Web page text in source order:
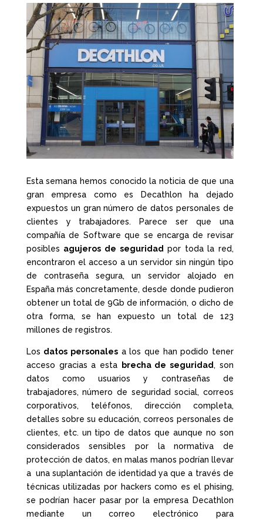
Esta semana hemos conocido la noticia de que una
gran empresa como es Decathlon ha dejado
expuestos un gran número de datos personales de
clientes y trabajadores. Parece ser que una
compañía de Software que se encarga de revisar
posibles agujeros de seguridad por toda la red,
encontraron el acceso a un servidor sin ningún tipo
de contraseña segura, un servidor alojado en
España más concretamente, desde donde pudieron
obtener un total de 9Gb de información, o dicho de
otra forma, se han expuesto un total de 123
millones de registros.
Los datos personales a los que han podido tener
acceso gracias a esta brecha de seguridad, son
datos como usuarios y contraseñas de
trabajadores, número de seguridad social, correos
corporativos, teléfonos, dirección completa,
detalles sobre su educación, correos personales de
clientes, etc. un tipo de datos que aunque no son
considerados sensibles por la normativa de
protección de datos, en malas manos podrían llevar
a una suplantación de identidad ya que a través de
técnicas utilizadas por hackers como es el phising,
se podrían hacer pasar por la empresa Decathlon
mediante un correo electrónico para